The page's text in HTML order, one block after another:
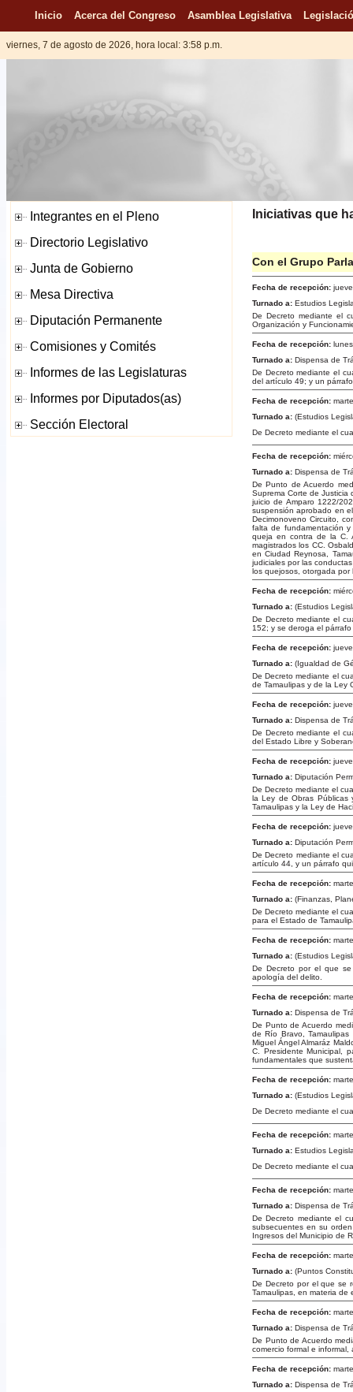
Inicio Acerca del Congreso Asamblea Legislativa
viernes, 7 de agosto de 2026, hora local: 3:58 p.m.
Iniciativas que
Con el Grupo
Fecha de recepción:
Turnado a: Estudios
De Decreto mediante el
Organización y
Fecha de recepción:
Turnado a: Dispensa de
De Decreto mediante el
del artículo 49; y un
Fecha de recepción:
Turnado a: (Estudios
De Decreto mediante el
Fecha de recepción:
Turnado a: Dispensa de
De Punto de Acuerdo
Suprema Corte de Justicia
juicio de Amparo 1222/
suspensión aprobado en
Decimonoveno Circuito,
falta de fundamentación y
queja en contra de la C.
magistrados los CC.
en Ciudad Reynosa,
judiciales por las
los quejosos, otorgada por
Fecha de recepción:
Turnado a: (Estudios
De Decreto mediante el
152; y se deroga el
Fecha de recepción:
Turnado a: (Igualdad de
De Decreto mediante el
de Tamaulipas y de la Ley
Fecha de recepción:
Turnado a: Dispensa de
De Decreto mediante el
del Estado Libre y
Fecha de recepción:
Turnado a: Diputación
De Decreto mediante el
la Ley de Obras Públicas
Tamaulipas y la Ley de
Fecha de recepción:
Turnado a: Diputación
De Decreto mediante el
artículo 44, y un párrafo
Fecha de recepción:
Turnado a: (Finanzas,
De Decreto mediante el
para el Estado de
Fecha de recepción:
Turnado a: (Estudios
De Decreto por el que se
apología del delito.
Fecha de recepción:
Turnado a: Dispensa de
De Punto de Acuerdo
de Río Bravo,
Miguel Ángel Almaráz
C. Presidente Municipal,
fundamentales que
Fecha de recepción:
Turnado a: (Estudios
De Decreto mediante el
Fecha de recepción:
Turnado a: Estudios
De Decreto mediante el
Fecha de recepción:
Turnado a: Dispensa de
De Decreto mediante el
subsecuentes en su
Ingresos del Municipio de
Fecha de recepción:
Turnado a: (Puntos
De Decreto por el que se
Tamaulipas, en materia de
Fecha de recepción:
Turnado a: Dispensa de
De Punto de Acuerdo
comercio formal e
Fecha de recepción:
Turnado a: Dispensa de